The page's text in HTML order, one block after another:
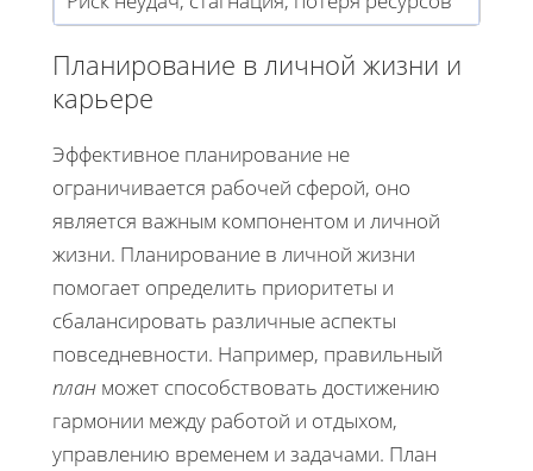
Планирование в личной жизни и
карьере
Эффективное планирование не
ограничивается рабочей сферой, оно
является важным компонентом и личной
жизни. Планирование в личной жизни
помогает определить приоритеты и
сбалансировать различные аспекты
повседневности. Например, правильный
план может способствовать достижению
гармонии между работой и отдыхом,
управлению временем и задачами. План